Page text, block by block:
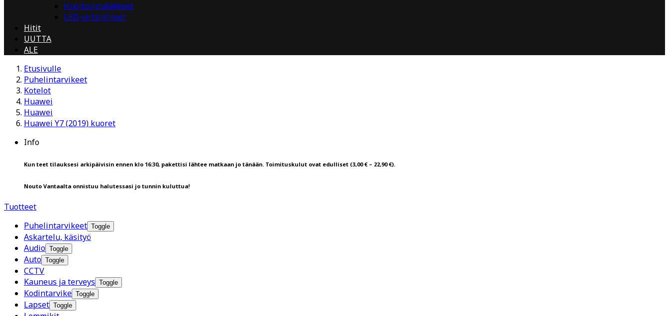
Huoltovirtalähteet
LED-virtalähteet
Hitit
UUTTA
ALE
Etusivulle
Puhelintarvikeet
Kotelot
Huawei
Huawei
Huawei Y7 (2019) kuoret
Info
Kun teet tilauksesi arkipäivisin ennen klo 16:30, pakettisi lähtee matkaan jo tänään. Toimituskulut ovat edulliset (3,00 € – 22,90 €).
Nouto Vantaalta onnistuu halutessasi jo tunnin kuluttua!
Tuotteet
Puhelintarvikeet Toggle
Askartelu, käsityö
Audio Toggle
Auto Toggle
CCTV
Kauneus ja terveys Toggle
Kodintarvike Toggle
Lapset Toggle